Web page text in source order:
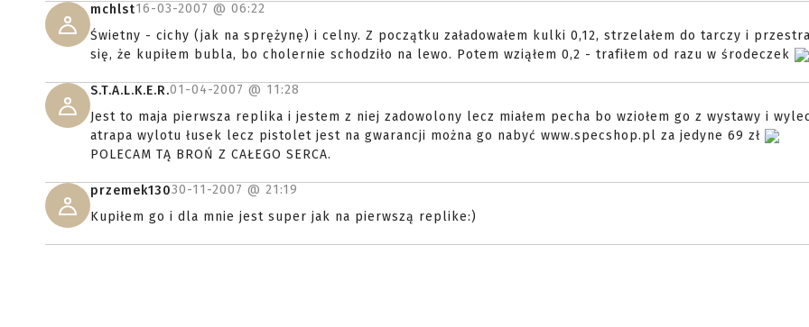
mchlst16-03-2007 @ 06:22
Świetny - cichy (jak na sprężynę) i celny. Z początku załadowałem kulki 0,12, strzelałem do tarczy i
się, że kupiłem bubla, bo cholernie schodziło na lewo. Potem wziąłem 0,2 - trafiłem od razu w środeczek
S.T.A.L.K.E.R.01-04-2007 @ 11:28
Jest to maja pierwsza replika i jestem z niej zadowolony lecz miałem pecha bo wziołem go z wystawy i
atrapa wylotu łusek lecz pistolet jest na gwarancji można go nabyć www.specshop.pl za jedyne 69 zł
POLECAM TĄ BROŃ Z CAŁEGO SERCA.
przemek13030-11-2007 @ 21:19
Kupiłem go i dla mnie jest super jak na pierwszą replike:)